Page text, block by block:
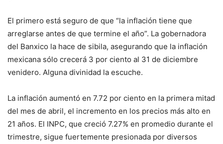
El primero está seguro de que “la inflación tiene que
arreglarse antes de que termine el año”. La gobernadora
del Banxico la hace de sibila, asegurando que la inflación
mexicana sólo crecerá 3 por ciento al 31 de diciembre
venidero. Alguna divinidad la escuche.
La inflación aumentó en 7.72 por ciento en la primera mitad
del mes de abril, el incremento en los precios más alto en
21 años. El INPC, que creció 7.27% en promedio durante el
trimestre, sigue fuertemente presionada por diversos